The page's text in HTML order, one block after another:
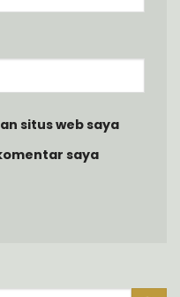
situs web saya
saya